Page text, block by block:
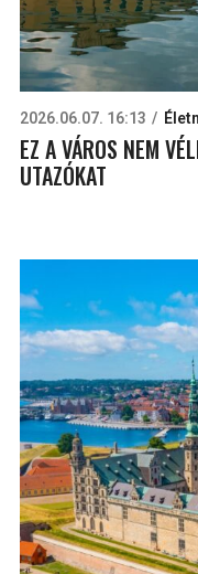
2026.06.07. 16:13
EZ A VÁROS NEM
UTAZÓKAT